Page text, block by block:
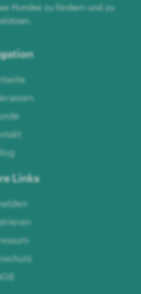
Hundes zu fördern und zu
Links